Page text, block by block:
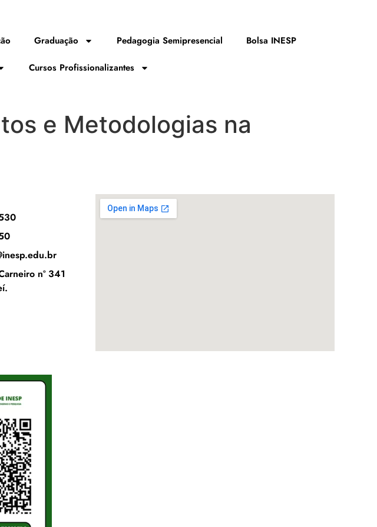
Graduação Pedagogia Semipresencial Bolsa INESP
Cursos Profissionalizantes
e Metodologias na
nº 341